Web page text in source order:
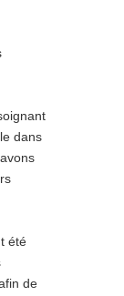
dans
été
de